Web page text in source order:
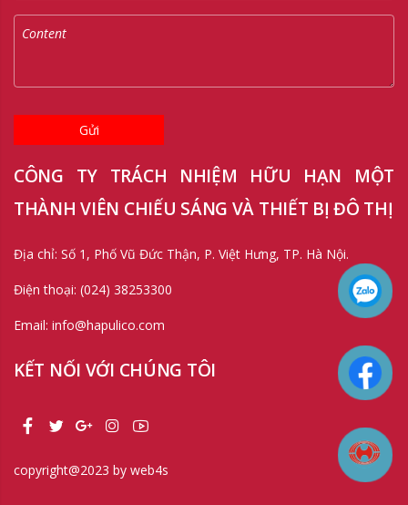
Gửi
CÔNG TY TRÁCH NHIỆM HỮU HẠN MỘT
THÀNH VIÊN CHIẾU SÁNG VÀ THIẾT BỊ ĐÔ THỊ
Địa chỉ: Số 1, Phố Vũ Đức Thận, P. Việt Hưng, TP. Hà Nội.
Điện thoại: (024) 38253300
Email: info@hapulico.com
KẾT NỐI VỚI CHÚNG TÔI
copyright@2023 by web4s